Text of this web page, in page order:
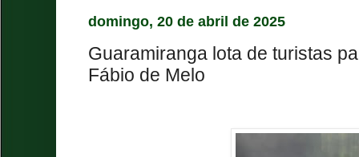
domingo, 20 de abril de 2025
Guaramiranga lota de turistas
Fábio de Melo